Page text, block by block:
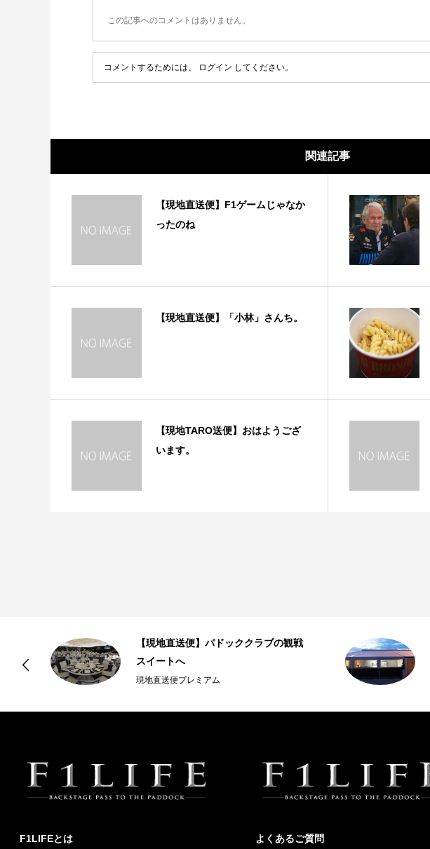
この記事へのコメントはありません。
コメントするためには、 ログイン してください。
関連記事
【現地直送便】F1ゲームじゃなか
ったのね
【現地直送便】「小林」さんち。
【現地TARO送便】おはようござ
います。
【現地直送便】パドッククラブの観戦
スイートへ
現地直送便プレミアム
F1LIFEとは よくあるご質問